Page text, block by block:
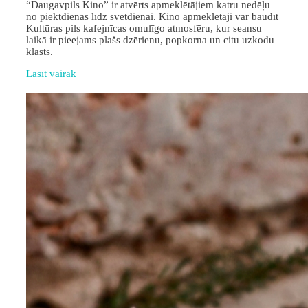
“Daugavpils Kino” ir atvērts apmeklētājiem katru nedēļu
no piektdienas līdz svētdienai. Kino apmeklētāji var baudīt
Kultūras pils kafejnīcas omulīgo atmosfēru, kur seansu
laikā ir pieejams plašs dzērienu, popkorna un citu uzkodu
klāsts.
Lasīt vairāk